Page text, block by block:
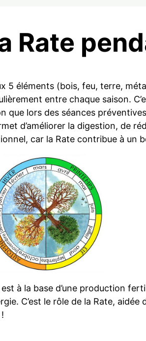
Rate
5 éléments (bois, feu, terre,
entre chaque saison.
que lors des séances
d’améliorer la digestion, de
car la Rate contribue à un
est à la base d’une production
C’est le rôle de la Rate, aidée